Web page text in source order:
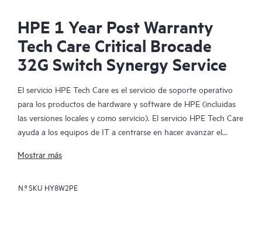
HPE 1 Year Post Warranty
Tech Care Critical Brocade
32G Switch Synergy Service
El servicio HPE Tech Care es el servicio de soporte operativo
para los productos de hardware y software de HPE (incluidas
las versiones locales y como servicio). El servicio HPE Tech Care
ayuda a los equipos de IT a centrarse en hacer avanzar el
las cosas, en lugar de tener que dedicarse tan solo a reaccionar
Mostrar más
N.º SKU HY8W2PE